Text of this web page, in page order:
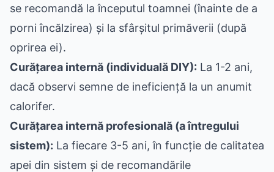
se recomandă la începutul toamnei (înainte de a
porni încălzirea) și la sfârșitul primăverii (după
oprirea ei).
Curățarea internă (individuală DIY): La 1-2 ani,
dacă observi semne de ineficiență la un anumit
calorifer.
Curățarea internă profesională (a întregului
sistem): La fiecare 3-5 ani, în funcție de calitatea
apei din sistem și de recomandările